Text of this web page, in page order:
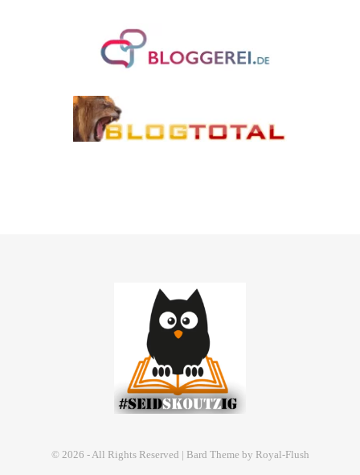
© 2026 - All Rights Reserved | Bard Theme by Royal-Flush